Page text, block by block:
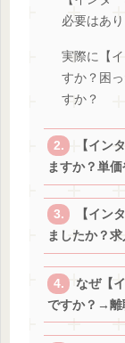
必要はあ
実際に【
すか？困
すか？
【イン
ますか？単
【イン
ましたか？
なぜ【
ですか？→離